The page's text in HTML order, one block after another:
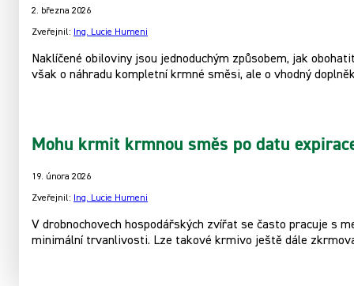
2. března 2026
Zveřejnil: Ing. Lucie Humeni
Naklíčené obiloviny jsou jednoduchým způsobem, jak
však o náhradu kompletní krmné směsi, ale o vhodný
Mohu krmit krmnou směs po datu
19. února 2026
Zveřejnil: Ing. Lucie Humeni
V drobnochovech hospodářských zvířat se často pracuje s
minimální trvanlivosti. Lze takové krmivo ještě dále